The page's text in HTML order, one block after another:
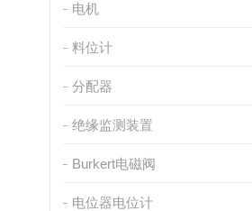
电机
料位计
分配器
绝缘监测装置
Burkert电磁阀
电位器电位计